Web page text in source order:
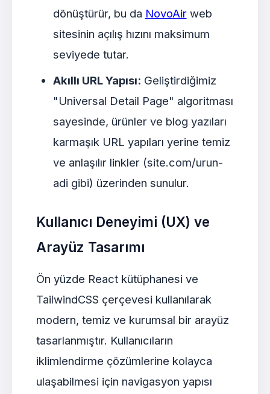
dönüştürür, bu da NovoAirweb
sitesinin açılış hızını maksimum
seviyede tutar.
Akıllı URL Yapısı: Geliştirdiğimiz
"Universal Detail Page" algoritması
sayesinde, ürünler ve blog yazıları
karmaşık URL yapıları yerine temiz
ve anlaşılır linkler (site.com/urun-
adi gibi) üzerinden sunulur.
Kullanıcı Deneyimi (UX) ve
Arayüz Tasarımı
Ön yüzde React kütüphanesi ve
TailwindCSS çerçevesi kullanılarak
modern, temiz ve kurumsal bir arayüz
tasarlanmıştır. Kullanıcıların
iklimlendirme çözümlerine kolayca
ulaşabilmesi için navigasyon yapısı